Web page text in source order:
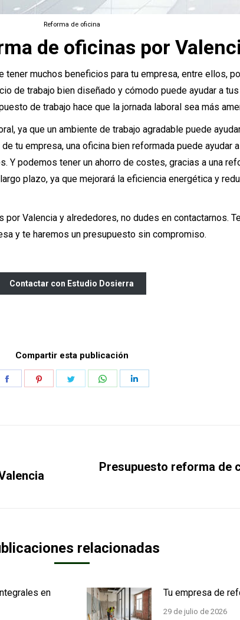
Reforma de oficina
de oficinas por
tener muchos beneficios para tu empresa, entre ellos,
de trabajo bien diseñado y cómodo puede ayudar a
de trabajo hace que la jornada laboral sea más
ya que un ambiente de trabajo agradable puede
tu empresa, una oficina bien reformada puede ayudar
Y podemos tener un ahorro de costes, gracias a una
plazo, ya que mejorará la eficiencia energética y
Valencia y alrededores, no dudes en contactarnos.
y te haremos un presupuesto sin compromiso.
Contactar con Estudio Dosierra
Compartir esta publicación
Share
Share
Publicación
Presupuesto reforma de
relacionadas
en
Tu empresa de
29 de julio de 2026